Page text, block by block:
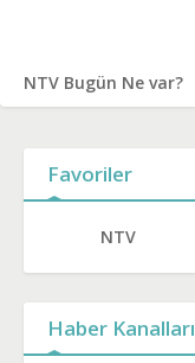
NTV Bugün Ne var?
Favoriler
NTV
Haber Kanalları